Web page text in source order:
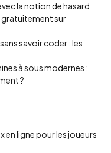
la notion de hasard
gratuitement sur
savoir coder : les
à sous modernes :
?
en ligne pour les joueurs